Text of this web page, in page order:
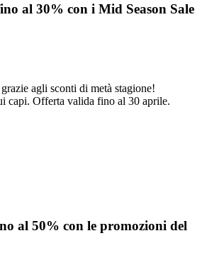
al 30% con i Mid Season Sale
agli sconti di metà stagione!
capi. Offerta valida fino al 30 aprile.
al 50% con le promozioni del